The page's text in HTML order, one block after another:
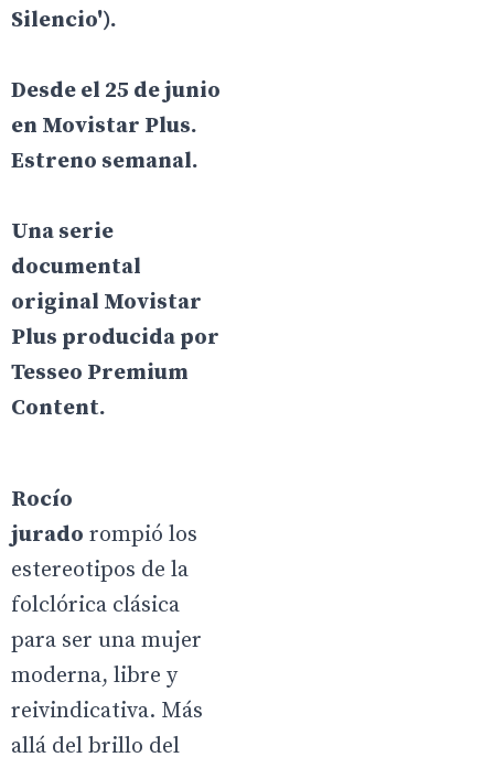
Silencio').
Desde el 25 de junio
en Movistar Plus.
Estreno semanal.
Una serie
documental
original Movistar
Plus producida por
Tesseo Premium
Content.
Rocío
jurado rompió los
estereotipos de la
folclórica clásica
para ser una mujer
moderna, libre y
reivindicativa. Más
allá del brillo del